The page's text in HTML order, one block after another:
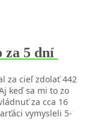
za 5 dní
za cieľ zdolať 442
keď sa mi to zo
za cca 16
vymysleli 5-